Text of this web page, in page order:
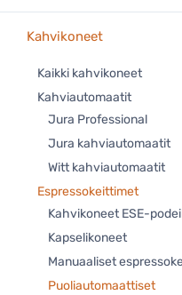
Kahvikoneet
Kaikki kahvikoneet
Kahviautomaatit
Jura Professional
Jura kahviautomaatit
Witt kahviautomaatit
Espressokeittimet
Kahvikoneet ESE-
Kapselikoneet
Manuaaliset
Puoliautomaattiset